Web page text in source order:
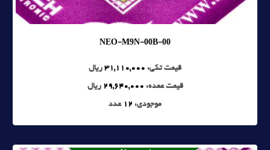
NEO-M9N-00B-00
قیمت تکی: 31,110,000 ریال
قیمت عمده: 29,640,000 ریال
موجودی: 12 عدد